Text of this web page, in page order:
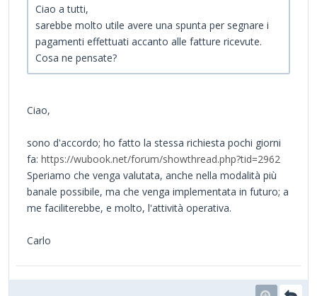
Ciao a tutti,
sarebbe molto utile avere una spunta per segnare i
pagamenti effettuati accanto alle fatture ricevute.
Cosa ne pensate?
Ciao,
sono d'accordo; ho fatto la stessa richiesta pochi giorni
fa: https://wubook.net/forum/showthread.php?tid=2962
Speriamo che venga valutata, anche nella modalità più
banale possibile, ma che venga implementata in futuro; a
me faciliterebbe, e molto, l'attività operativa.
Carlo